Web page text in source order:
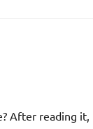
After reading